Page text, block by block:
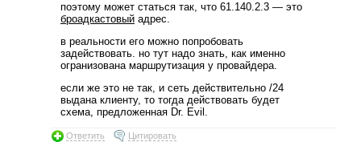
поэтому может статься так, что 61.140.2.3 — это
броадкастовый адрес.
в реальности его можно попробовать
задействовать. но тут надо знать, как именно
огранизована маршрутизация у провайдера.
если же это не так, и сеть действительно /24
выдана клиенту, то тогда действовать будет
схема, предложенная Dr. Evil.
Ответить Цитировать